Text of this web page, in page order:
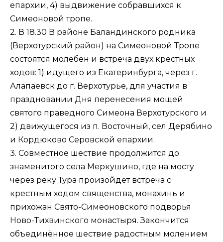
епархии, 4) выдвижение собравшихся к
Симеоновой тропе.
2. В 18.30 В районе Баландинского родника
(Верхотурский район) на Симеоновой Тропе
состоятся молебен и встреча двух крестных
ходов: 1) идущего из Екатеринбурга, через г.
Алапаевск до г. Верхотурье, для участия в
праздновании Дня перенесения мощей
святого праведного Симеона Верхотурского и
2) движущегося из п. Восточный, сел Дерябино
и Кордюково Серовской епархии.
3. Совместное шествие продолжится до
знаменитого села Меркушино, где на мосту
через реку Тура произойдет встреча с
крестным ходом священства, монахинь и
прихожан Свято-Симеоновского подворья
Ново-Тихвинского монастыря. Закончится
объединённое шествие радостным молением